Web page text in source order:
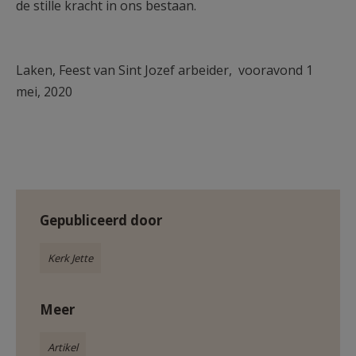
de stille kracht in ons bestaan.
Laken, Feest van Sint Jozef arbeider, vooravond 1
mei, 2020
Gepubliceerd door
Kerk Jette
Meer
Artikel